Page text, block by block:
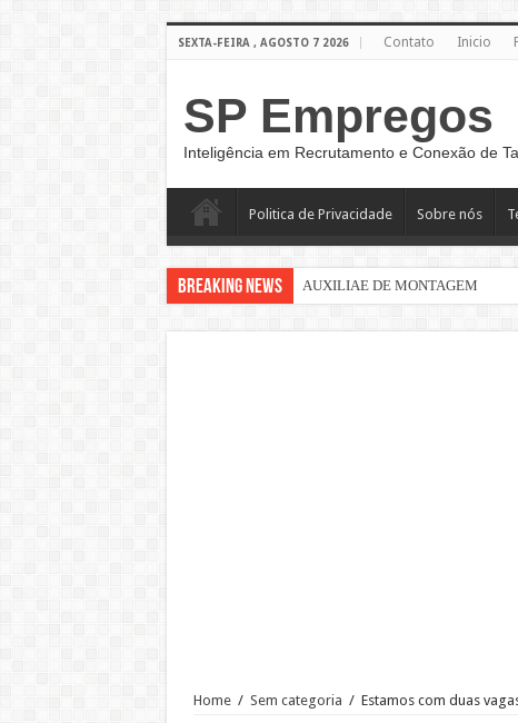
SEXTA-FEIRA , AGOSTO 7 2026 Contato Inicio
SP Empregos
Inteligência em Recrutamento e Conexão de
Politica de Privacidade Sobre nós
Breaking News AUXILIAE DE MONTAGEM
Trabalho de Frentista em Santo
Home / Sem categoria / Estamos com duas